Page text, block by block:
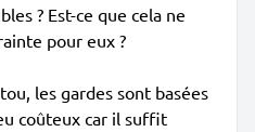
? Est-ce que cela ne
pour eux ?
les gardes sont basées
coûteux car il suffit